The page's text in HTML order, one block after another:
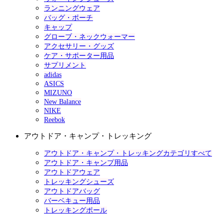
ランニングウェア
バッグ・ポーチ
キャップ
グローブ・ネックウォーマー
アクセサリー・グッズ
ケア・サポーター用品
サプリメント
adidas
ASICS
MIZUNO
New Balance
NIKE
Reebok
アウトドア・キャンプ・トレッキング
アウトドア・キャンプ・トレッキングカテゴリすべて
アウトドア・キャンプ用品
アウトドアウェア
トレッキングシューズ
アウトドアバッグ
バーベキュー用品
トレッキングポール